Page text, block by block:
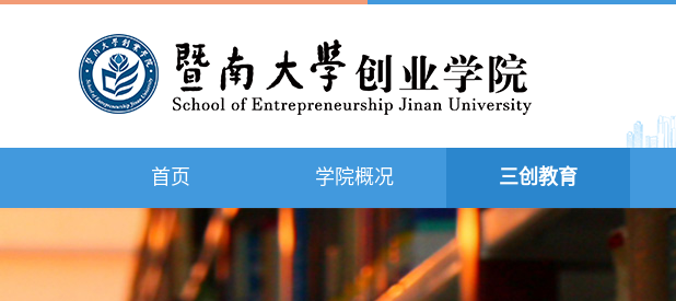
首页 学院概况 三创教育